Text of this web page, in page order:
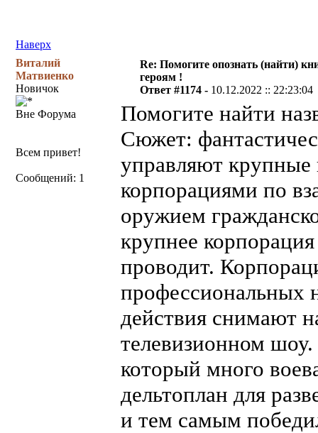
Наверх
Виталий
Матвиенко
Новичок
Вне Форума
Всем привет!
Сообщений: 1
Re: Помогите опознать (найти)
героям !
Ответ #1174 - 10.12.2022 :: 22:23:04
Помогите найти
Сюжет:
управляют
корпорациями по
оружием
крупнее
проводит.
профессиональных
действия снимают
телевизионном
который много
дельтоплан для
и тем самым